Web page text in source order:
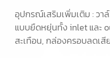
อุปกรณ์เสริมเพิ่มเติม : ว
แบบยืดหยุ่นทั้ง inlet และ
สะเทือน, กล่องครอบลดเ